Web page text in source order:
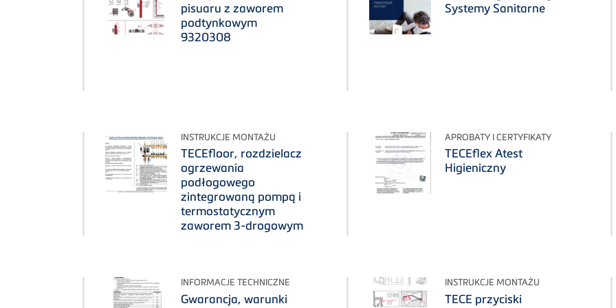
pisuaru z zaworem
podtynkowym
9320308
Systemy Sanitarne
INSTRUKCJE MONTAŻU
TECEfloor, rozdzielacz
ogrzewania
podłogowego
zintegrowaną pompą i
termostatycznym
zaworem 3-drogowym
APROBATY I CERTYFIKATY
TECEflex Atest
Higieniczny
INFORMACJE TECHNICZNE
Gwarancja, warunki
INSTRUKCJE MONTAŻU
TECE przyciski